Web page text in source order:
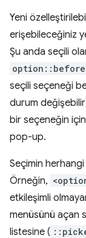
Yeni
erişebileceğiniz
Şu anda seçili
option::before
seçili seçeneği
durum
bir seçeneğin
pop-up.
Seçimin
Örneğin,
etkileşimli
menüsünü açan
listesine (